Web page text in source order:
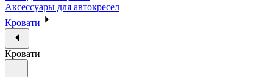
Аксессуары для автокресел
Кровати
Кровати